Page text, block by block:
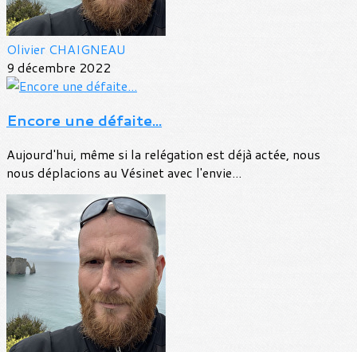
Olivier CHAIGNEAU
9 décembre 2022
Encore une défaite...
Aujourd'hui, même si la relégation est déjà actée, nous
nous déplacions au Vésinet avec l'envie...